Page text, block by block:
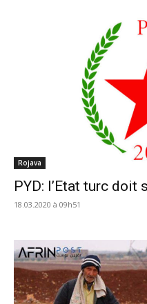
Rojava
PYD: l’Etat turc doit
18.03.2020 à 09h51